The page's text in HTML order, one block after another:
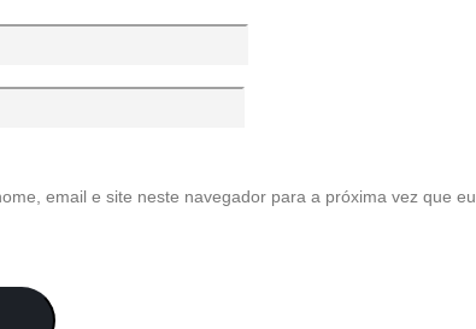
email e site neste navegador para a próxima vez que eu